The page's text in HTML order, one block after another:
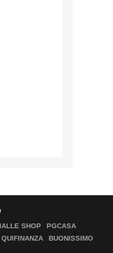
SHOP
PGCASA
QUIFINANZA
BUONISSIMO